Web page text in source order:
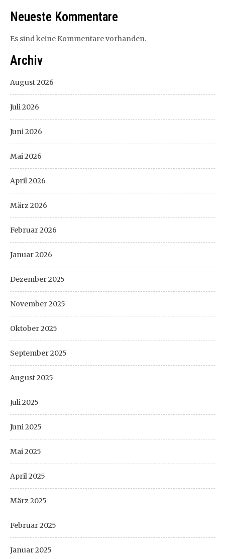
Neueste Kommentare
Es sind keine Kommentare vorhanden.
Archiv
August 2026
Juli 2026
Juni 2026
Mai 2026
April 2026
März 2026
Februar 2026
Januar 2026
Dezember 2025
November 2025
Oktober 2025
September 2025
August 2025
Juli 2025
Juni 2025
Mai 2025
April 2025
März 2025
Februar 2025
Januar 2025